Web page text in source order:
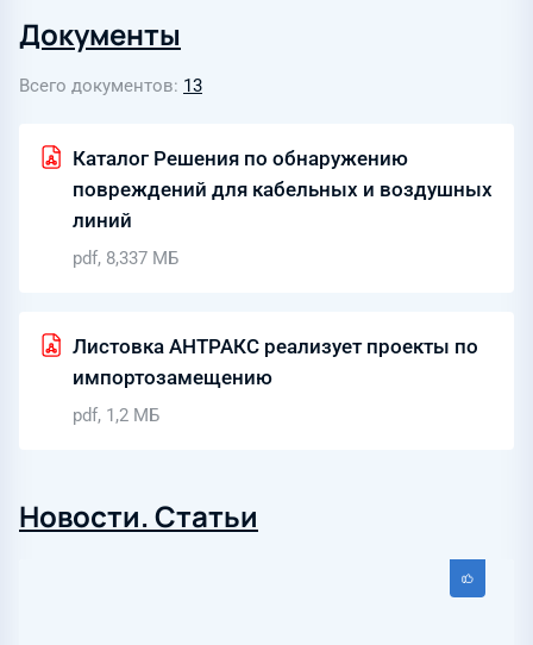
Документы
Всего документов 13
Каталог Решения по обнаружению
повреждений для кабельных и воздушных
линий
pdf, 8,337 МБ
Листовка АНТРАКС реализует проекты по
импортозамещению
pdf, 1,2 МБ
Новости. Статьи